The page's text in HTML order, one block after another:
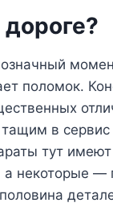
поломок.
в сервис
тут имеют
некоторые —